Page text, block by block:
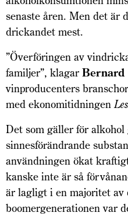
senaste åren. Men det är
drickandet mest.
”Överföringen av
familjer”, klagar Bernard
vinproducenters
med ekonomitidningen
Det som gäller för
sinnesförändrande
användningen ökat
kanske inte är så
är lagligt i en majoritet
boomergenerationen var